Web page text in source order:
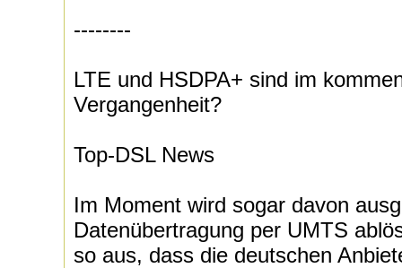
--------
LTE und HSDPA+ sind im
Vergangenheit?
Top-DSL News
Im Moment wird sogar davon
Datenübertragung per UMTS
so aus, dass die deutschen